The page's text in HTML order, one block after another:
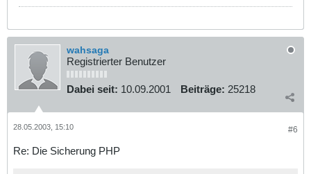
wahsaga
Registrierter Benutzer
Dabei seit: 10.09.2001 Beiträge: 25218
#6
28.05.2003, 15:10
Re: Die Sicherung PHP